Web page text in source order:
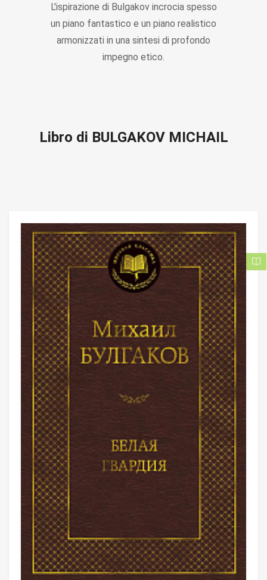
L'ispirazione di Bulgakov incrocia spesso
un piano fantastico e un piano realistico
armonizzati in una sintesi di profondo
impegno etico.
Libro di BULGAKOV MICHAIL